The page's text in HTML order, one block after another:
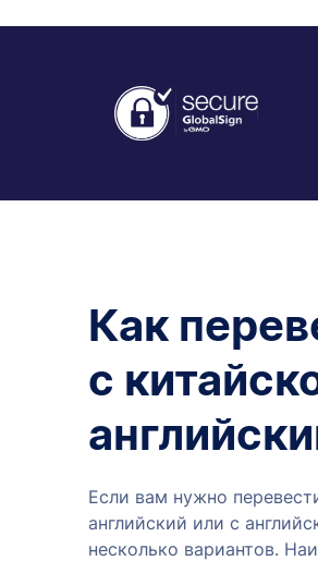
Как
с
Если вам нужно
английский или с
несколько вариантов.